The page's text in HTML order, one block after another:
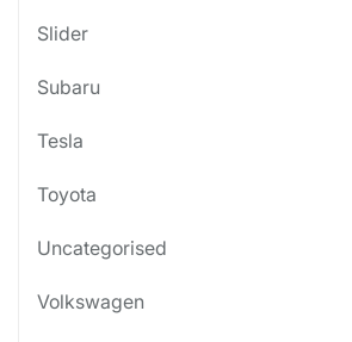
Slider
Subaru
Tesla
Toyota
Uncategorised
Volkswagen